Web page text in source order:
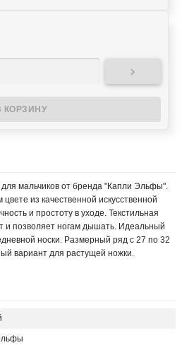

мальчиков от бренда "Капли Эльфы".
из качественной искусственной
и простоту в уходе. Текстильная
и позволяет ногам дышать. Идеальный
носки. Размерный ряд с 27 по 32
вариант для растущей ножки.